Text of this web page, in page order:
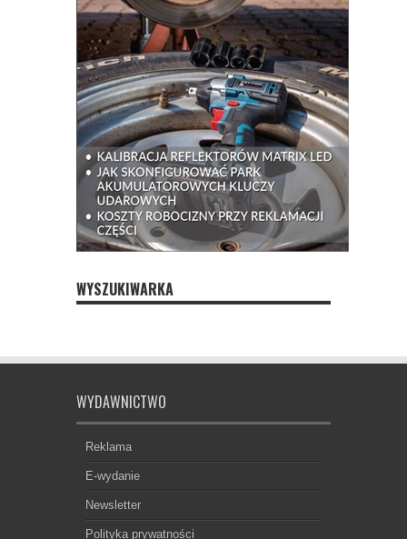
WYSZUKIWARKA
WYDAWNICTWO
Reklama
E-wydanie
Newsletter
Polityka prywatności